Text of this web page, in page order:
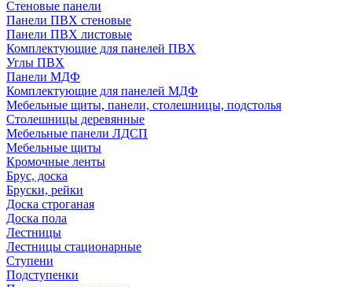
Стеновые панели
Панели ПВХ стеновые
Панели ПВХ листовые
Комплектующие для панелей ПВХ
Углы ПВХ
Панели МДФ
Комплектующие для панелей МДФ
Мебельные щиты, панели, столешницы, подстолья
Столешницы деревянные
Мебельные панели ЛДСП
Мебельные щиты
Кромочные ленты
Брус, доска
Бруски, рейки
Доска строганая
Доска пола
Лестницы
Лестницы стационарные
Ступени
Подступенки